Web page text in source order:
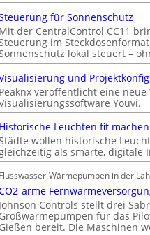
für Sonnenschutz
der CentralControl CC11
im
lokal steuert –
und
veröffentlicht eine neue
Youvi.
Leuchten fit machen
wollen historische
als smarte, digitale
Wärmepumpen in der
arme
Controls stellt drei
für das
bereit. Die Maschinen